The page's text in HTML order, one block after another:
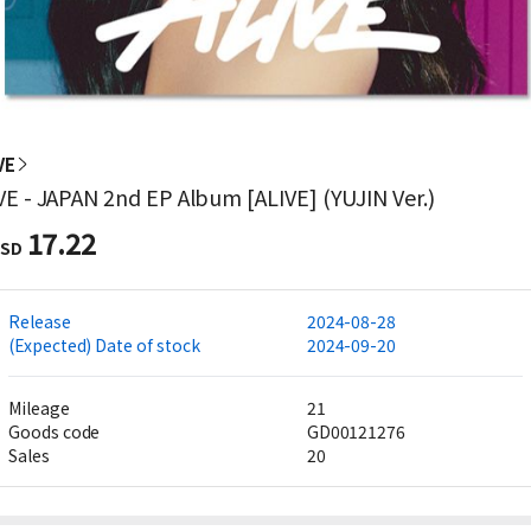
- JAPAN 2nd EP Album [ALIVE] (YUJIN Ver.)
17.22
Release
2024-08-28
(Expected) Date of stock
2024-09-20
Mileage
21
Goods code
GD00121276
Sales
20